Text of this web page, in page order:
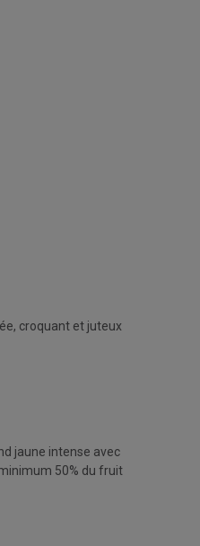
croquant et juteux
jaune intense avec
50% du fruit